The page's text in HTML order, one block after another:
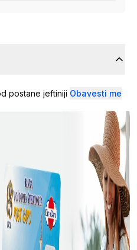
postane jeftiniji Obavesti me